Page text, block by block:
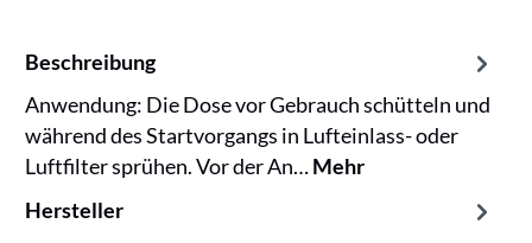
Beschreibung
Anwendung: Die Dose vor Gebrauch schütteln und
während des Startvorgangs in Lufteinlass- oder
Luftfilter sprühen. Vor der An…Mehr
Hersteller